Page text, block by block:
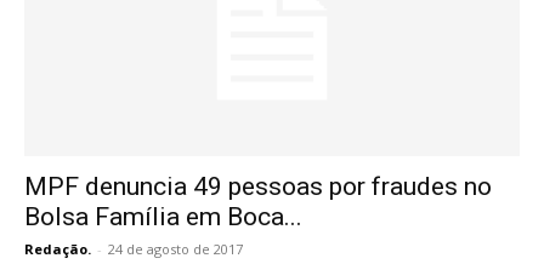
MPF denuncia 49 pessoas por fraudes no
Bolsa Família em Boca...
Redação. - 24 de agosto de 2017